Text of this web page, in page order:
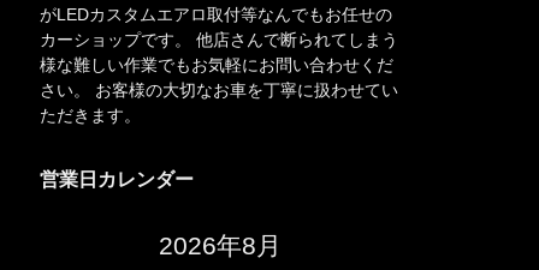
がLEDカスタムエアロ取付等なんでもお任せの
カーショップです。 他店さんで断られてしまう
様な難しい作業でもお気軽にお問い合わせくだ
さい。 お客様の大切なお車を丁寧に扱わせてい
ただきます。
営業日カレンダー
2026年8月